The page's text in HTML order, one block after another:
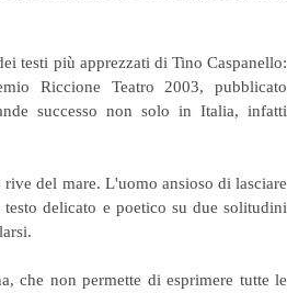
testi più apprezzati di Tino Caspanello:
Riccione Teatro 2003, pubblicato
successo non solo in Italia, infatti
del mare. L'uomo ansioso di lasciare
delicato e poetico su due solitudini
che non permette di esprimere tutte le